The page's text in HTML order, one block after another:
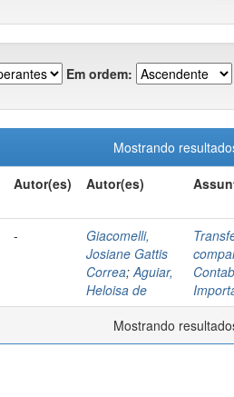
Em ordem:
Mostrando
Autor(es) Autor(es)
-
Giacomelli,
Josiane Gattis
Correa; Aguiar,
Heloisa de
Mostrando